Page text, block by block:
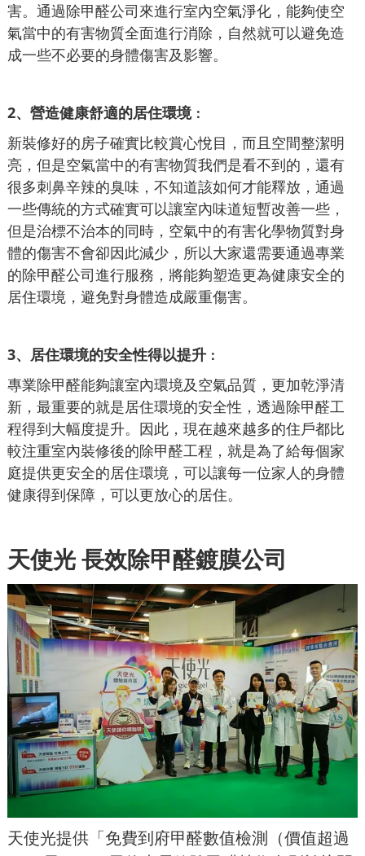
害。通過除甲醛公司來進行室內空氣淨化，能夠使空
氣當中的有害物質全面進行消除，自然就可以避免造
成一些不必要的身體傷害及影響。
2、營造健康舒適的居住環境：
新裝修好的房子確實比較賞心悅目，而且空間整潔明
亮，但是空氣當中的有害物質我們是看不到的，還有
很多刺鼻辛辣的臭味，不知道該如何才能釋放，通過
一些傳統的方式確實可以讓室內味道短暫改善一些，
但是治標不治本的同時，空氣中的有害化學物質對身
體的傷害不會卻因此減少，所以大家還需要通過專業
的除甲醛公司進行服務，將能夠塑造更為健康安全的
居住環境，避免對身體造成嚴重傷害。
3、居住環境的安全性得以提升 ：
專業除甲醛能夠讓室內環境及空氣品質，更加乾淨清
新，最重要的就是居住環境的安全性，透過除甲醛工
程得到大幅度提升。因此，現在越來越多的住戶都比
較注重室內裝修後的除甲醛工程，就是為了給每個家
庭提供更安全的居住環境，可以讓每一位家人的身體
健康得到保障，可以更放心的居住。
天使光長效除甲醛鍍膜公司
天使光提供「免費到府甲醛數值檢測（價值超過